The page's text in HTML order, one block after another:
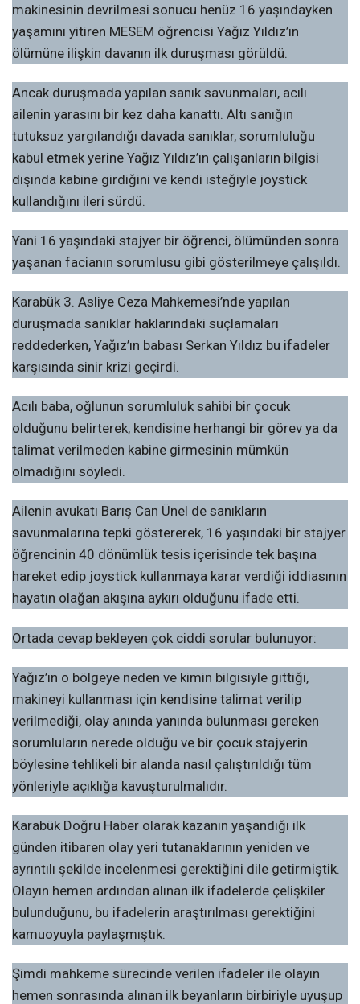
makinesinin devrilmesi sonucu henüz 16 yaşındayken
yaşamını yitiren MESEM öğrencisi Yağız Yıldız’ın
ölümüne ilişkin davanın ilk duruşması görüldü.
Ancak duruşmada yapılan sanık savunmaları, acılı
ailenin yarasını bir kez daha kanattı. Altı sanığın
tutuksuz yargılandığı davada sanıklar, sorumluluğu
kabul etmek yerine Yağız Yıldız’ın çalışanların bilgisi
dışında kabine girdiğini ve kendi isteğiyle joystick
kullandığını ileri sürdü.
Yani 16 yaşındaki stajyer bir öğrenci, ölümünden sonra
yaşanan facianın sorumlusu gibi gösterilmeye çalışıldı.
Karabük 3. Asliye Ceza Mahkemesi’nde yapılan
duruşmada sanıklar haklarındaki suçlamaları
reddederken, Yağız’ın babası Serkan Yıldız bu ifadeler
karşısında sinir krizi geçirdi.
Acılı baba, oğlunun sorumluluk sahibi bir çocuk
olduğunu belirterek, kendisine herhangi bir görev ya da
talimat verilmeden kabine girmesinin mümkün
olmadığını söyledi.
Ailenin avukatı Barış Can Ünel de sanıkların
savunmalarına tepki göstererek, 16 yaşındaki bir stajyer
öğrencinin 40 dönümlük tesis içerisinde tek başına
hareket edip joystick kullanmaya karar verdiği iddiasının
hayatın olağan akışına aykırı olduğunu ifade etti.
Ortada cevap bekleyen çok ciddi sorular bulunuyor:
Yağız’ın o bölgeye neden ve kimin bilgisiyle gittiği,
makineyi kullanması için kendisine talimat verilip
verilmediği, olay anında yanında bulunması gereken
sorumluların nerede olduğu ve bir çocuk stajyerin
böylesine tehlikeli bir alanda nasıl çalıştırıldığı tüm
yönleriyle açıklığa kavuşturulmalıdır.
Karabük Doğru Haber olarak kazanın yaşandığı ilk
günden itibaren olay yeri tutanaklarının yeniden ve
ayrıntılı şekilde incelenmesi gerektiğini dile getirmiştik.
Olayın hemen ardından alınan ilk ifadelerde çelişkiler
bulunduğunu, bu ifadelerin araştırılması gerektiğini
kamuoyuyla paylaşmıştık.
Şimdi mahkeme sürecinde verilen ifadeler ile olayın
hemen sonrasında alınan ilk beyanların birbiriyle uyuşup